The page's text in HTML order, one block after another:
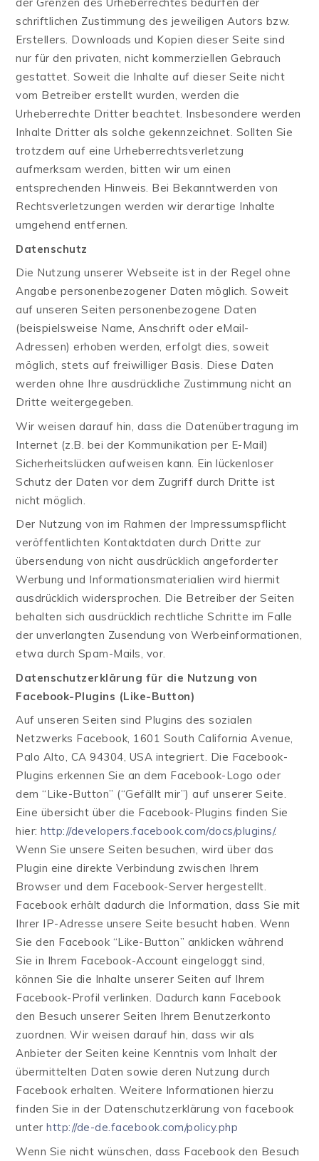
schriftlichen Zustimmung des jeweiligen Autors bzw.
Erstellers. Downloads und Kopien dieser Seite sind
nur für den privaten, nicht kommerziellen Gebrauch
gestattet. Soweit die Inhalte auf dieser Seite nicht
vom Betreiber erstellt wurden, werden die
Urheberrechte Dritter beachtet. Insbesondere werden
Inhalte Dritter als solche gekennzeichnet. Sollten Sie
trotzdem auf eine Urheberrechtsverletzung
aufmerksam werden, bitten wir um einen
entsprechenden Hinweis. Bei Bekanntwerden von
Rechtsverletzungen werden wir derartige Inhalte
umgehend entfernen.
Datenschutz
Die Nutzung unserer Webseite ist in der Regel ohne
Angabe personenbezogener Daten möglich. Soweit
auf unseren Seiten personenbezogene Daten
(beispielsweise Name, Anschrift oder eMail-
Adressen) erhoben werden, erfolgt dies, soweit
möglich, stets auf freiwilliger Basis. Diese Daten
werden ohne Ihre ausdrückliche Zustimmung nicht an
Dritte weitergegeben.
Wir weisen darauf hin, dass die Datenübertragung im
Internet (z.B. bei der Kommunikation per E-Mail)
Sicherheitslücken aufweisen kann. Ein lückenloser
Schutz der Daten vor dem Zugriff durch Dritte ist
nicht möglich.
Der Nutzung von im Rahmen der Impressumspflicht
veröffentlichten Kontaktdaten durch Dritte zur
übersendung von nicht ausdrücklich angeforderter
Werbung und Informationsmaterialien wird hiermit
ausdrücklich widersprochen. Die Betreiber der Seiten
behalten sich ausdrücklich rechtliche Schritte im Falle
der unverlangten Zusendung von Werbeinformationen,
etwa durch Spam-Mails, vor.
Datenschutzerklärung für die Nutzung von
Facebook-Plugins (Like-Button)
Auf unseren Seiten sind Plugins des sozialen
Netzwerks Facebook, 1601 South California Avenue,
Palo Alto, CA 94304, USA integriert. Die Facebook-
Plugins erkennen Sie an dem Facebook-Logo oder
dem “Like-Button” (“Gefällt mir”) auf unserer Seite.
Eine übersicht über die Facebook-Plugins finden Sie
hier:http://developers.facebook.com/docs/plugins/.
Wenn Sie unsere Seiten besuchen, wird über das
Plugin eine direkte Verbindung zwischen Ihrem
Browser und dem Facebook-Server hergestellt.
Facebook erhält dadurch die Information, dass Sie mit
Ihrer IP-Adresse unsere Seite besucht haben. Wenn
Sie den Facebook “Like-Button” anklicken während
Sie in Ihrem Facebook-Account eingeloggt sind,
können Sie die Inhalte unserer Seiten auf Ihrem
Facebook-Profil verlinken. Dadurch kann Facebook
den Besuch unserer Seiten Ihrem Benutzerkonto
zuordnen. Wir weisen darauf hin, dass wir als
Anbieter der Seiten keine Kenntnis vom Inhalt der
übermittelten Daten sowie deren Nutzung durch
Facebook erhalten. Weitere Informationen hierzu
finden Sie in der Datenschutzerklärung von facebook
unterhttp://de-de.facebook.com/policy.php
Wenn Sie nicht wünschen, dass Facebook den Besuch